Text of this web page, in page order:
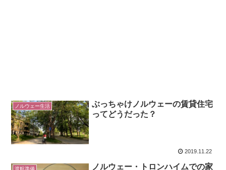
ノルウェー生活
ぶっちゃけノルウェーの賃貸住宅
ってどうだった？
2019.11.22
渡航準備
ノルウェー・トロンハイムでの家